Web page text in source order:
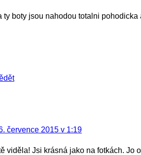
ty boty jsou nahodou totalni pohodicka
července 2015 v 1:19
viděla! Jsi krásná jako na fotkách. Jo